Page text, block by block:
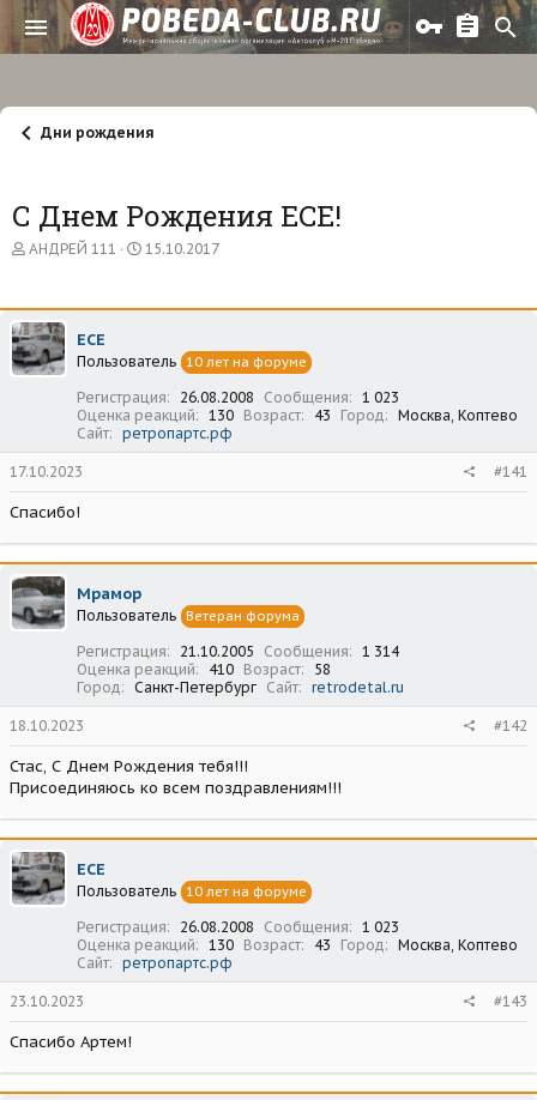
Дни рождения
С Днем Рождения ECE!
А
о
р
т
е
АНДРЕЙ 111
Д
а
ч
л
а
15.10.2017
ECE
Пользователь 10 лет на форуме
Регистрация 26.08.2008 Сообщения
1 023
Оценка реакций
130 Возраст 43 Город
Москва, Коптево
Сайт
ретропартс.рф
17.10.2023 #141
Спасибо!
Мрамор
Пользователь Ветеран форума
Регистрация 21.10.2005 Сообщения
1 314
Оценка реакций
410 Возраст
58
Город
Санкт-Петербург Сайт retrodetal.ru
18.10.2023 #142
Стас, С Днем Рождения тебя!!!
Присоединяюсь ко всем поздравлениям!!!
ECE
Пользователь 10 лет на форуме
Регистрация 26.08.2008 Сообщения
1 023
Оценка реакций
130 Возраст 43 Город
Москва, Коптево
Сайт
ретропартс.рф
23.10.2023 #143
Спасибо Артем!